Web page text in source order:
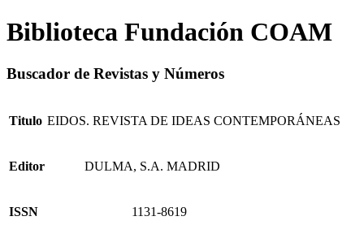
Biblioteca Fundación COAM
Buscador de Revistas y Números
Titulo EIDOS. REVISTA DE IDEAS CONTEMPORÁNEAS
Editor DULMA, S.A. MADRID
ISSN 1131-8619